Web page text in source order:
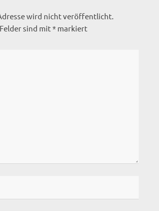
wird nicht veröffentlicht.
sind mit* markiert